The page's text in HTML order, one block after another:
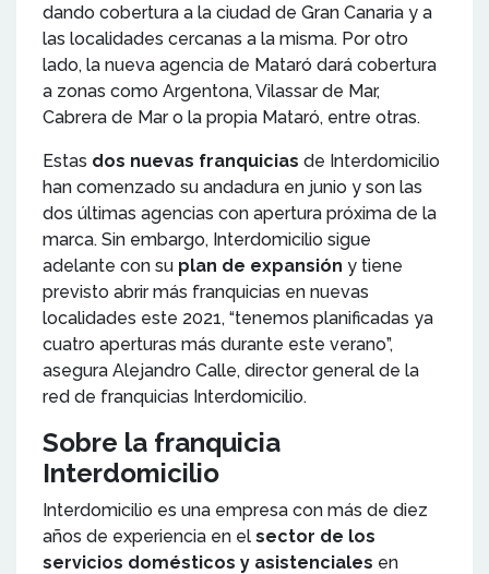
dando cobertura a la ciudad de Gran Canaria y a
las localidades cercanas a la misma. Por otro
lado, la nueva agencia de Mataró dará cobertura
a zonas como Argentona, Vilassar de Mar,
Cabrera de Mar o la propia Mataró, entre otras.
Estas dos nuevas franquicias de Interdomicilio
han comenzado su andadura en junio y son las
dos últimas agencias con apertura próxima de la
marca. Sin embargo, Interdomicilio sigue
adelante con su plan de expansión y tiene
previsto abrir más franquicias en nuevas
localidades este 2021, “tenemos planificadas ya
cuatro aperturas más durante este verano”,
asegura Alejandro Calle, director general de la
red de franquicias Interdomicilio.
Sobre la franquicia
Interdomicilio
Interdomicilio es una empresa con más de diez
años de experiencia en el sector de los
servicios domésticos y asistenciales en